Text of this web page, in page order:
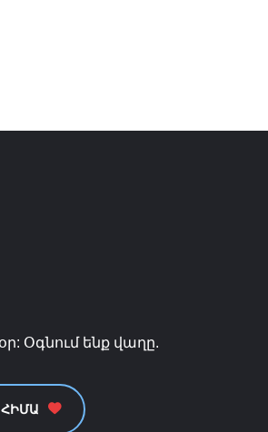
Օգնում ենք վաղը.